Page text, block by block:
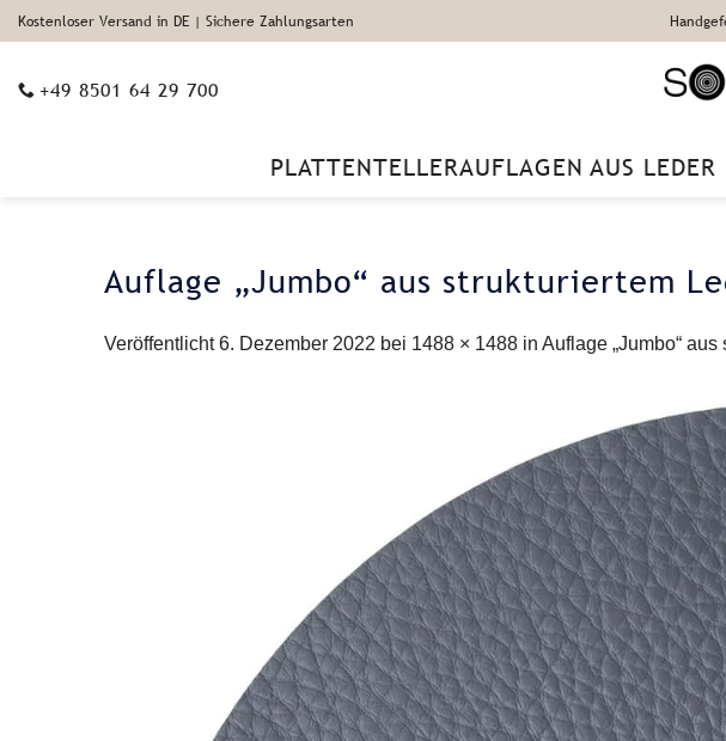
Zum
Inhalt
Kostenloser Versand in DE | Sichere Zahlungsarten
+49 8501 64 29 700
PLATTENTELLERAUFLAGEN AUS LEDER
Auflage „Jumbo“ aus strukturiertem
Veröffentlicht6. Dezember 2022 bei 1488 × 1488 in Auflage „Jumbo“